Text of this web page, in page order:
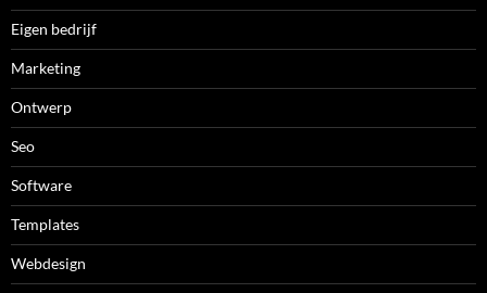
Eigen bedrijf
Marketing
Ontwerp
Seo
Software
Templates
Webdesign